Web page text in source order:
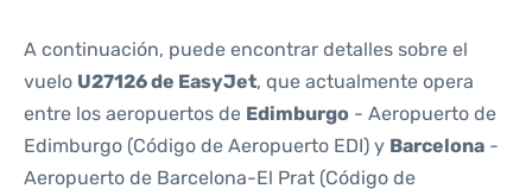
A continuación, puede encontrar detalles sobre el
vuelo U27126 de EasyJet, que actualmente opera
entre los aeropuertos de Edimburgo - Aeropuerto de
Edimburgo (Código de Aeropuerto EDI) y Barcelona -
Aeropuerto de Barcelona-El Prat (Código de